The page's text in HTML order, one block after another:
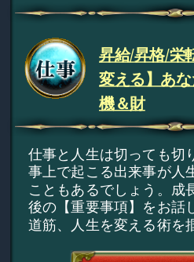
昇給/昇格/栄
変える】あ
機＆財
仕事と人生は切っても切
事上で起こる出来事が人
こともあるでしょう。成
後の【重要事項】をお話
道筋、人生を変える術を